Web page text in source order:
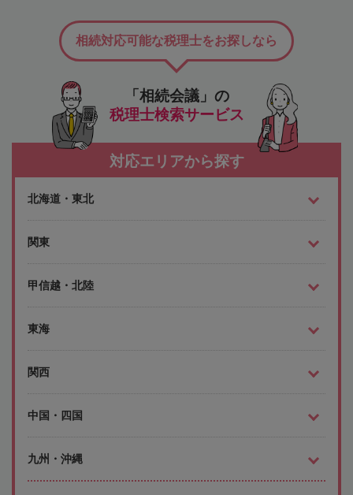
「相続会議」の
税理士検索サービス
相続対応可能な税理士をお探しなら
対応エリアから探す
北海道・東北
関東
甲信越・北陸
東海
関西
中国・四国
九州・沖縄